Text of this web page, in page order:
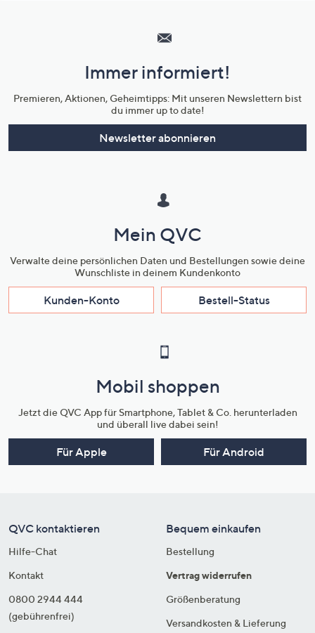
Unternehmensinformationen
Immer informiert!
Premieren, Aktionen, Geheimtipps: Mit unseren Newslettern bist
du immer up to date!
Newsletter abonnieren
Mein QVC
Verwalte deine persönlichen Daten und Bestellungen sowie deine
Wunschliste in deinem Kundenkonto
Kunden-Konto Bestell-Status
Mobil shoppen
Jetzt die QVC App für Smartphone, Tablet & Co. herunterladen
und überall live dabei sein!
Für Apple Für Android
QVC kontaktieren
Hilfe-Chat
Kontakt
0800 2944 444
(gebührenfrei)
Bequem einkaufen
Bestellung
Vertrag widerrufen
Größenberatung
Versandkosten & Lieferung